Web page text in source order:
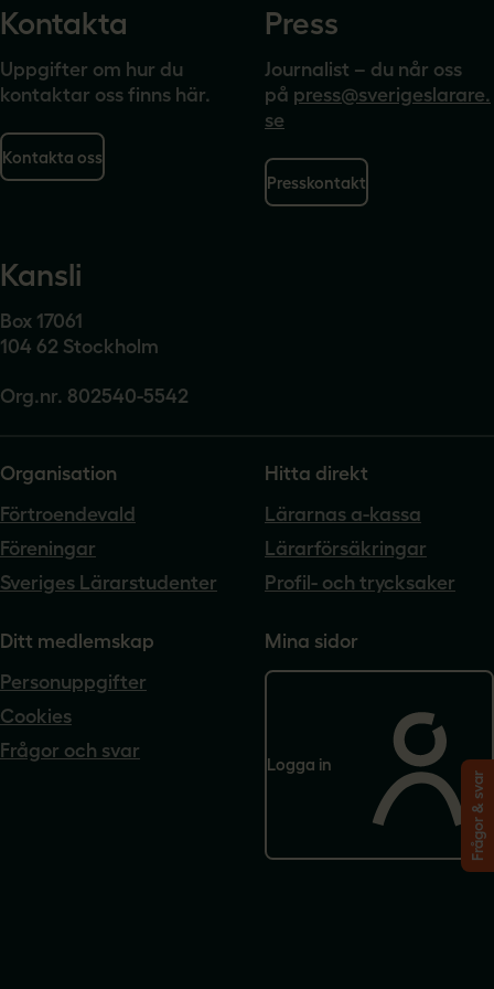
Kontakta
Uppgifter om hur du
kontaktar oss finns här.
Kontakta oss
Press
Journalist – du når oss
på press@sverigeslarare.
se
Presskontakt
Kansli
Box 17061
104 62 Stockholm
Org.nr. 802540-5542
Organisation
Förtroendevald
Föreningar
Sveriges Lärarstudenter
Hitta direkt
Lärarnas a-kassa
Lärarförsäkringar
Profil- och trycksaker
Ditt medlemskap
Personuppgifter
Cookies
Frågor och svar
Mina sidor
Logga in
Frågor & svar